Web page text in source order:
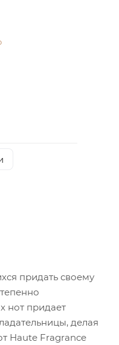
придать своему
нот придает
делая
Haute Fragrance